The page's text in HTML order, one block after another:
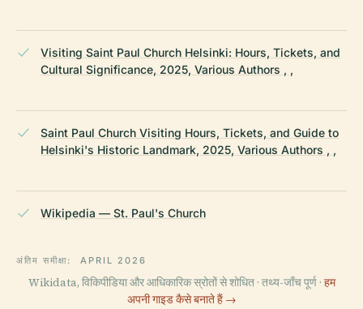
Visiting Saint Paul Church Helsinki: Hours, Tickets, and
Cultural Significance, 2025, Various Authors , ,
Saint Paul Church Visiting Hours, Tickets, and Guide to
Helsinki's Historic Landmark, 2025, Various Authors , ,
Wikipedia — St. Paul's Church
अंतिम समीक्षा: APRIL 2026
Wikidata, विकिपीडिया और आधिकारिक स्रोतों से शोधित · तथ्य-जाँच पूर्ण · हम
अपनी गाइड कैसे बनाते हैं →